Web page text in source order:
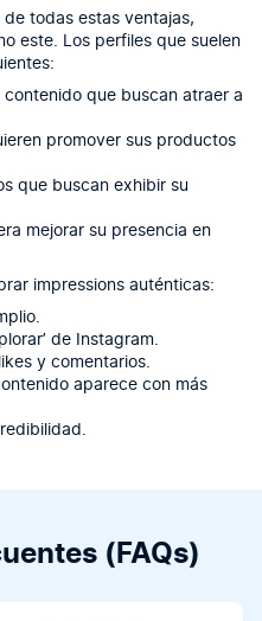
todas estas ventajas,
este. Los perfiles que suelen
contenido que buscan atraer a
promover sus productos
que buscan exhibir su
mejorar su presencia en
impressions auténticas:
de Instagram.
y comentarios.
aparece con más
(FAQs)